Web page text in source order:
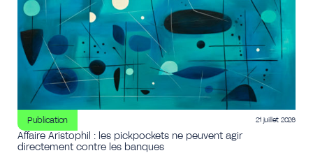
Publication 21 juillet 2026
Affaire Aristophil : les pickpockets ne peuvent agir
directement contre les banques